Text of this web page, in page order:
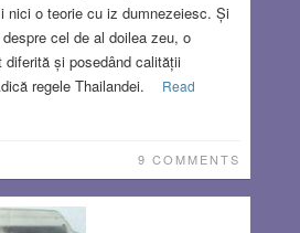
nici o teorie cu iz dumnezeiesc. Și
cel de al doilea zeu, o
diferită și posedând calității
regele Thailandei.
Read
9 COMMENTS